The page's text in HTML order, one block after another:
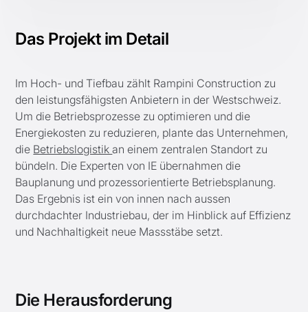
Das Projekt im Detail
Im Hoch- und Tiefbau zählt Rampini Construction zu
den leistungsfähigsten Anbietern in der Westschweiz.
Um die Betriebsprozesse zu optimieren und die
Energiekosten zu reduzieren, plante das Unternehmen,
die Betriebslogistikan einem zentralen Standort zu
bündeln. Die Experten von IE übernahmen die
Bauplanung und prozessorientierte Betriebsplanung.
Das Ergebnis ist ein von innen nach aussen
durchdachter Industriebau, der im Hinblick auf Effizienz
und Nachhaltigkeit neue Massstäbe setzt.
Die Herausforderung